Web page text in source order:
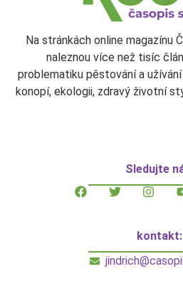
Na stránkách online magazínu
naleznou více než tisíc
problematiku pěstování a
konopí, ekologii, zdravý životní
Sledujte
kontakt: